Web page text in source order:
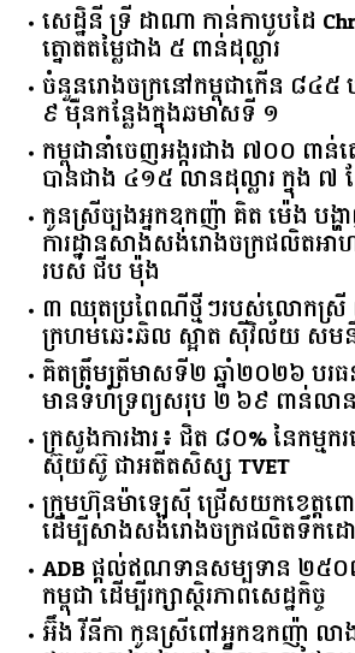
សេដ្ឋិនី ទ្រី ដាណា កាន់កាបូបដៃ
ត្នោតតម្លៃជាង ៥ ពាន់ដុល្លារ
ចំនួន​រោងចក្រ​នៅ​កម្ពុជា​កើន​ ​៨៤៥​ ​បង្
​៩​ ​ម៉ឺន​កន្លែង​ក្នុង​ឆមាស​ទី ​១​
កម្ពុជានាំចេញអង្ករជាង ៧០០ ព
បានជាង ៤១៥ លានដុល្លារ ក្នុង ៧
កូនស្រីច្បងអ្នកឧកញ៉ា គិត ម៉េង បង្ហ
ការដ្ឋានសាងសង់រោងចក្រផលិតអា
របស់ ជីប ម៉ុង
៣ ឈុតប្រពៃណីថ្មីៗរបស់លោកស្រី
ក្រហមឆេះឆិល ស្អាត ​ស៊ីវិល័យ សម
គិត​ត្រឹមត្រីមាស​ទី​២​ ​ឆ្នាំ​២០២៦​ បរធន​
មាន​ទំហំ​ទ្រព្យ​សរុប​ ​២.៦៩​ ​ពាន់លាន​
ក្រសួង​ការងារ​៖ ​ជិត​ ​៨០​% ​នៃ​កម្មក
ស៊ុយ​ស៊ូ ​ជា​អតីត​សិស្ស​ ​TVET​
ក្រុមហ៊ុន​ម៉ាឡេស៊ី ជ្រើសយកខេត្ដព
ដើម្បីសាងសង់រោងចក្រផលិតទឹកដ
ADB ផ្តល់ឥណទានសម្បទាន ២៥០
កម្ពុជា ដើម្បីរក្សាស្ថិរភាពសេដ្ឋកិច្ច
អ៊ឹង វីនីកា កូនស្រីពៅអ្នកឧកញ៉ា លា